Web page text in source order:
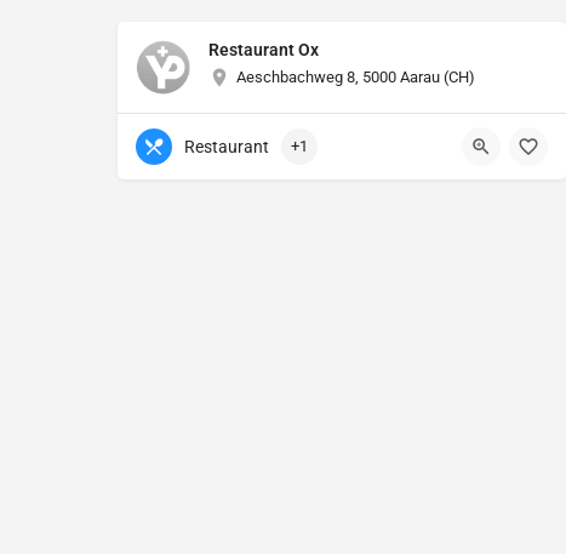
Restaurant Ox
Aeschbachweg 8, 5000 Aarau (CH)
Restaurant +1